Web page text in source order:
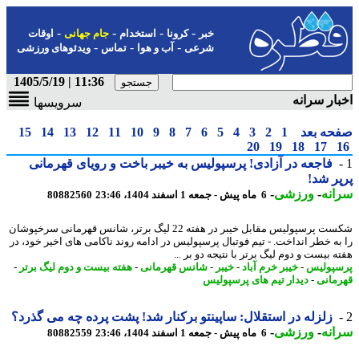
-کرونا-استخدام- جام جهانی-اوقات
شرعی-آب و هوا-تماس-ویدئوهای ورزشی
11:36 | 1405/5/19
سرانه
سرویسها
بعد 1
2
3
4
5
6
7
8
9
10
11
12
13
14
15
17
18
19
20
فاجعه در آزادی! پرسپولیس به خیبر باخت و رویای قهرمانی
شد!
- ورزشی-6 ماه پیش - جمعه 1 اسفند 1404، 23:46 80882560
شکست پرسپولیس مقابل خیبر در هفته 22 لیگ برتر، شانس قهرمانی سرخپوشان
خطر انداخت. - تیم فوتبال پرسپولیس در ادامه روند ناکامی های اخیر خود، در
بیست و دوم لیگ برتر با نتیجه دو بر ...
-خیبر خرم آباد- خیبر -شانس قهرمانی-هفته بیست و دوم لیگ برتر -
-دیدار تیم های پرسپولیس
زلزله در استقلال: ساپینتو برکنار شد! پشت پرده چه می گذرد؟
- ورزشی-6 ماه پیش - جمعه 1 اسفند 1404، 23:46 80882559